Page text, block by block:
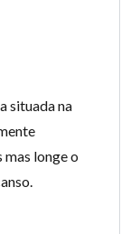
situada na
longe o